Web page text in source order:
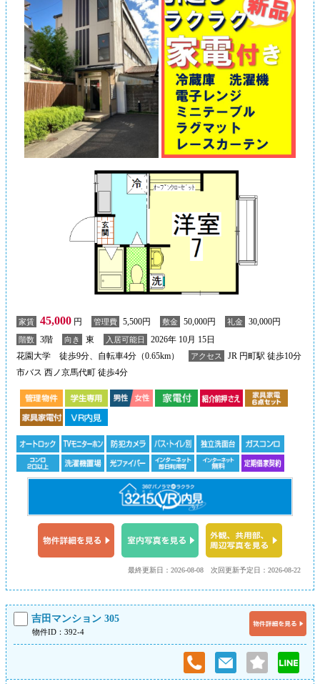
家賃 45,000 円 管理費 5,500円 敷金 50,000円 礼金 30,000円
階数 3階 向き 東 入居可能日
2026年 10月 15日
花園大学 徒歩9分、自転車4分（0.65km）
アクセス
JR 円町駅 徒歩10分
市バス 西ノ京馬代町 徒歩4分
次回更新予定日：2026-08-22
最終更新日：2026-08-08
吉田マンション 305
物件ID：392-4